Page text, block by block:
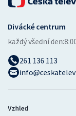
Divácké centrum
každý všední den:
261 136 113
Vzhled